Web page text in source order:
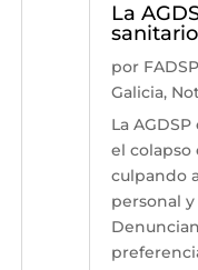
La
por FADSP
Galicia,
La
el colapso
culpando
personal